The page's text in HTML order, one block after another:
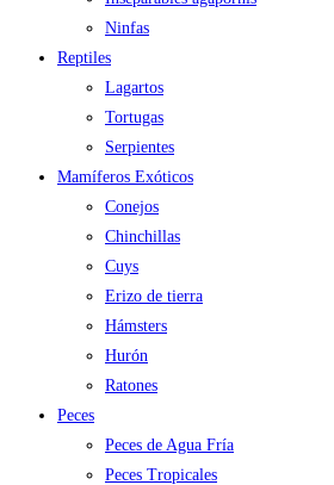
Ninfas
Reptiles
Lagartos
Tortugas
Serpientes
Mamíferos Exóticos
Conejos
Chinchillas
Cuys
Erizo de tierra
Hámsters
Hurón
Ratones
Peces
Peces de Agua Fría
Peces Tropicales